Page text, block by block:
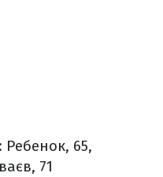
Ребенок, 65,
71